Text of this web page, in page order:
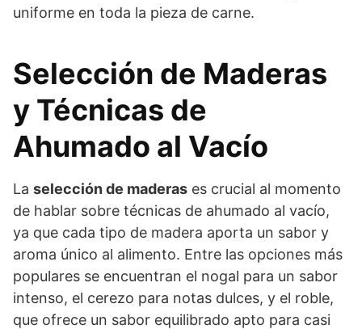
uniforme en toda la pieza de carne.
Selección de Maderas
y Técnicas de
Ahumado al Vacío
La selección de maderas es crucial al momento
de hablar sobre técnicas de ahumado al vacío,
ya que cada tipo de madera aporta un sabor y
aroma único al alimento. Entre las opciones más
populares se encuentran el nogal para un sabor
intenso, el cerezo para notas dulces, y el roble,
que ofrece un sabor equilibrado apto para casi